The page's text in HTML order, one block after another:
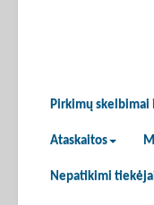
Pirkimų skelbimai
Ataskaitos
Nepatikimi